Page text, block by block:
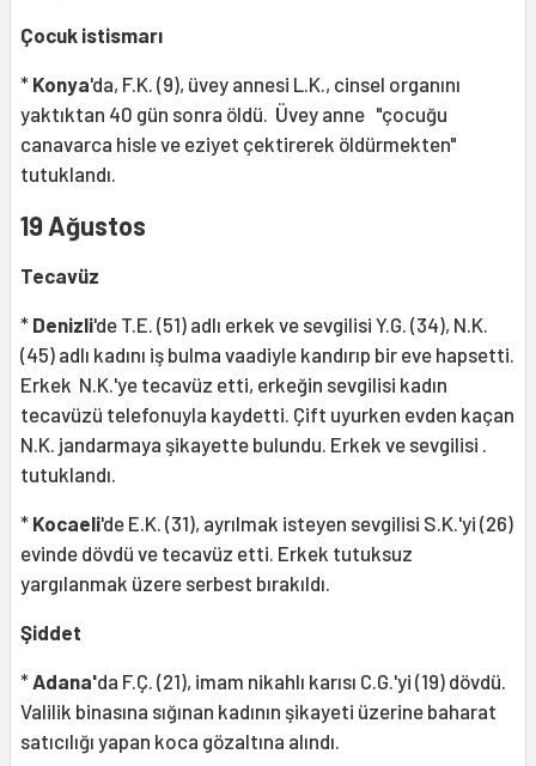
Çocuk istismarı
* Konya'da, F.K. (9), üvey annesi L.K., cinsel organını
yaktıktan 40 gün sonra öldü. Üvey anne "çocuğu
canavarca hisle ve eziyet çektirerek öldürmekten"
tutuklandı.
19 Ağustos
Tecavüz
* Denizli'de T.E. (51) adlı erkek ve sevgilisi Y.G. (34), N.K.
(45) adlı kadını iş bulma vaadiyle kandırıp bir eve hapsetti.
Erkek N.K.'ye tecavüz etti, erkeğin sevgilisi kadın
tecavüzü telefonuyla kaydetti. Çift uyurken evden kaçan
N.K. jandarmaya şikayette bulundu. Erkek ve sevgilisi .
tutuklandı.
* Kocaeli'de E.K. (31), ayrılmak isteyen sevgilisi S.K.'yi (26)
evinde dövdü ve tecavüz etti. Erkek tutuksuz
yargılanmak üzere serbest bırakıldı.
Şiddet
*Adana'da F.Ç. (21), imam nikahlı karısı C.G.'yi (19) dövdü.
Valilik binasına sığınan kadının şikayeti üzerine baharat
satıcılığı yapan koca gözaltına alındı.